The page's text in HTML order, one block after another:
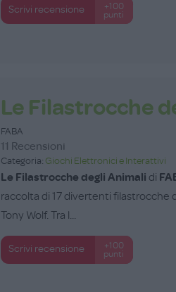
Scrivi recensione
+100
punti
Le Filastrocche
FABA
11 Recensioni
Categoria: Giochi Elettronici e Interattivi
Le Filastrocche degli Animali di
raccolta di 17 divertenti filastrocche
Tony Wolf. Tra l...
Scrivi recensione
+100
punti